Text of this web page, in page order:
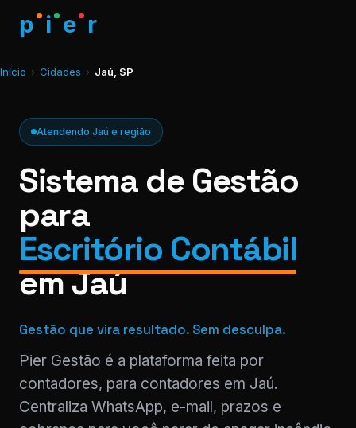
p i e r
Início › Cidades › Jaú, SP
Atendendo Jaú e região
Sistema de Gestão
para
Escritório Contábil
em Jaú
Gestão que vira resultado. Sem desculpa.
Pier Gestão é a plataforma feita por
contadores, para contadores em Jaú.
Centraliza WhatsApp, e-mail, prazos e